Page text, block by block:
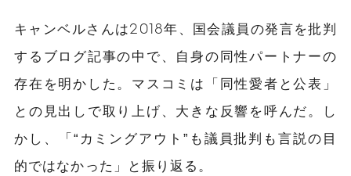
キャンベルさんは2018年、国会議員の発言を批判
するブログ記事の中で、自身の同性パートナーの
存在を明かした。マスコミは「同性愛者と公表」
との見出しで取り上げ、大きな反響を呼んだ。し
かし、「“カミングアウト”も議員批判も言説の目
的ではなかった」と振り返る。